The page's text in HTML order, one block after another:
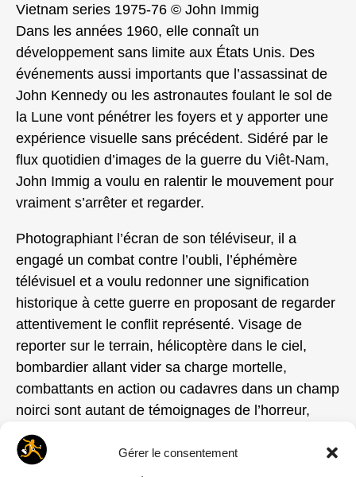
Gérer le consentement
Vietnam series 1975-76 © John Immig
Dans les années 1960, elle connaît un
développement sans limite aux États Unis. Des
événements aussi importants que l’assassinat de
John Kennedy ou les astronautes foulant le sol de
la Lune vont pénétrer les foyers et y apporter une
expérience visuelle sans précédent. Sidéré par le
flux quotidien d’images de la guerre du Viêt-Nam,
John Immig a voulu en ralentir le mouvement pour
vraiment s’arrêter et regarder.
Photographiant l’écran de son téléviseur, il a
engagé un combat contre l’oubli, l’éphémère
télévisuel et a voulu redonner une signification
historique à cette guerre en proposant de regarder
attentivement le conflit représenté. Visage de
reporter sur le terrain, hélicoptère dans le ciel,
bombardier allant vider sa charge mortelle,
combattants en action ou cadavres dans un champ
noirci sont autant de témoignages de l’horreur,
concentrant le regard sur la réalité sauvage de la
guerre.